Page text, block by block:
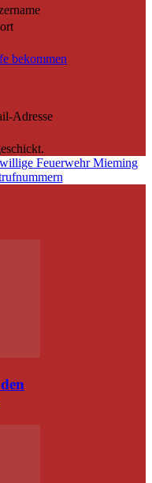
bekommen
Adresse
Feuerwehr Mieming